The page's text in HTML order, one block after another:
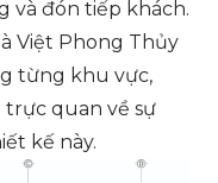
và đón tiếp khách.
Việt Phong Thủy
từng khu vực,
quan về sự
kế này.